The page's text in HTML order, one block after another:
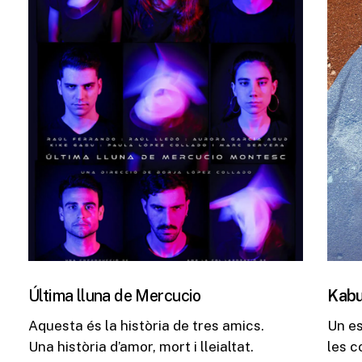
Última lluna de Mercucio
Aquesta és la història de tres amics.
Una història d’amor, mort i lleialtat.
Un
les